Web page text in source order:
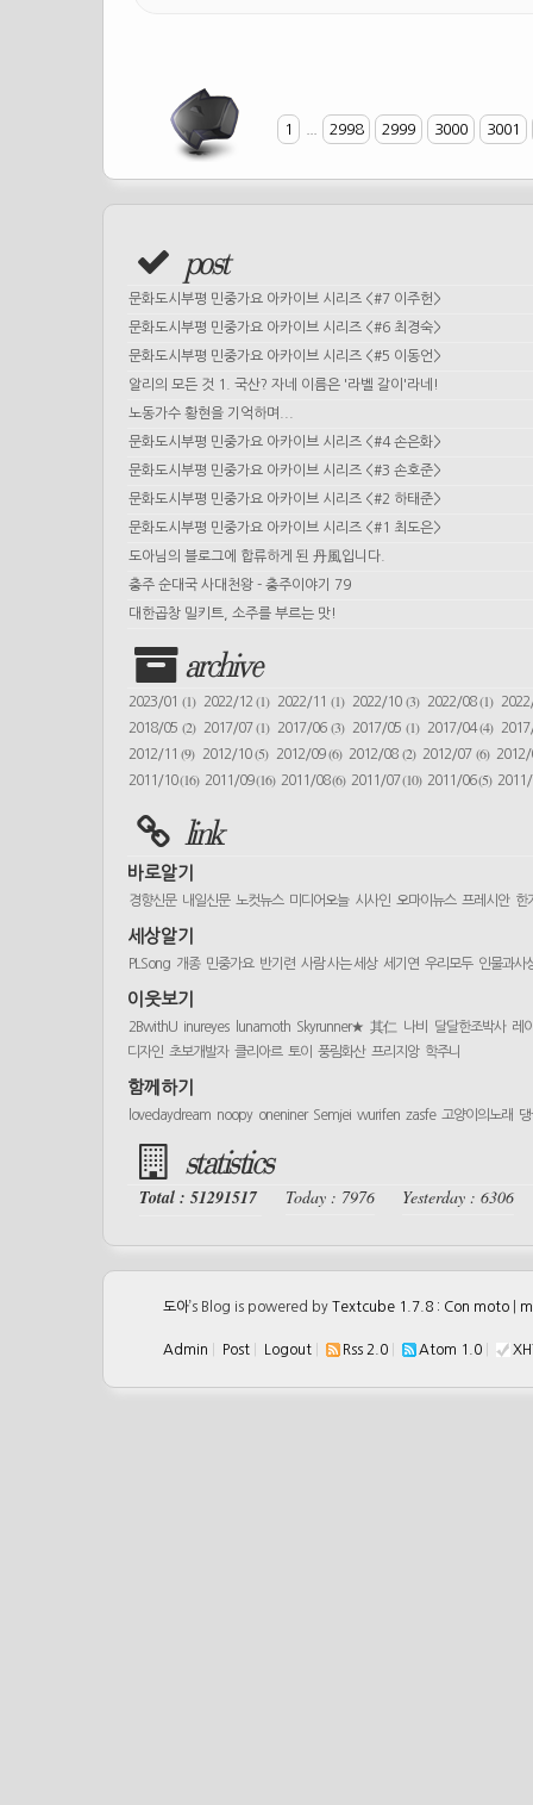
1 2998 2999 3000 3001
post
문화도시부평 민중가요 아카이브 시리즈 <#7 이주헌>
문화도시부평 민중가요 아카이브 시리즈 <#6 최경숙>
문화도시부평 민중가요 아카이브 시리즈 <#5 이동언>
알리의 모든 것 1. 국산? 자네 이름은 '라벨 갈이'라네!
노동가수 황현을 기억하며...
문화도시부평 민중가요 아카이브 시리즈 <#4 손은화>
문화도시부평 민중가요 아카이브 시리즈 <#3 손호준>
문화도시부평 민중가요 아카이브 시리즈 <#2 하태준>
문화도시부평 민중가요 아카이브 시리즈 <#1 최도은>
도아님의 블로그에 합류하게 된 丹風입니다.
충주 순대국 사대천왕 - 충주이야기 79
대한곱창 밀키트, 소주를 부르는 맛!
archive
2023/01 (1) 2022/12(1) 2022/11(1) 2022/10 (3) 2022/08(1)
2018/05 (2) 2017/07(1) 2017/06(3) 2017/05 (1) 2017/04(4)
2012/11(9) 2012/10(5) 2012/09(6) 2012/08 (2) 2012/07 (6)
2011/10(16) 2011/09(16) 2011/08(6) 2011/07(10) 2011/06(5)
link
바로알기
경향신문 내일신문 노컷뉴스 미디어오늘 시사인 오마이뉴스 프레시안 한
세상알기
PLSong 개종 민중가요 반기련 사람 사는 세상 세기연 우리모두 인물과사
이웃보기
2BwithU inureyes lunamoth Skyrunner★ 其仁 나비 달달한조박사 레
디자인 초보개발자 클리아르 토이 풍림화산 프리지앙 학주니
함께하기
lovedaydream noopy oneniner Semjei wurifen zasfe 고양이의노래
statistics
Total : 51291517 Today : 7976 Yesterday : 6306
도아’s Blog is powered by Textcube 1.7.8 : Con moto
Admin Post Logout Rss 2.0 Atom 1.0